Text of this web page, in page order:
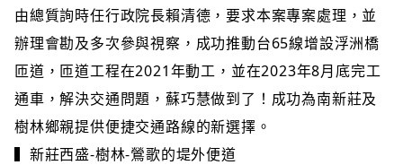
由總質詢時任行政院長賴清德，要求本案專案處理，並
辦理會勘及多次參與視察，成功推動台65線增設浮洲橋
匝道，匝道工程在2021年動工，並在2023年8月底完工
通車，解決交通問題，蘇巧慧做到了！成功為南新莊及
樹林鄉親提供便捷交通路線的新選擇。
▍新莊西盛-樹林-鶯歌的堤外便道